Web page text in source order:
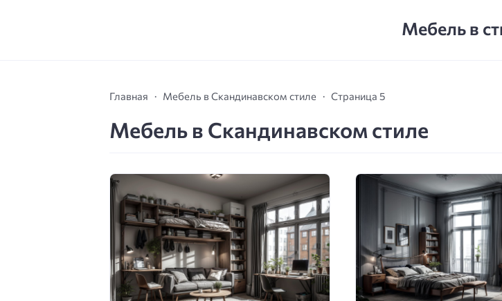
Мебель в
Главная Мебель в Скандинавском стиле Страница 5
Мебель в Скандинавском стиле